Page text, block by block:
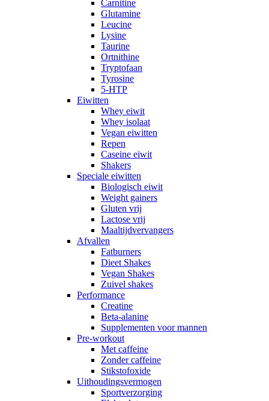
Carnitine
Glutamine
Leucine
Lysine
Taurine
Ortnithine
Tryptofaan
Tyrosine
5-HTP
Eiwitten
Whey eiwit
Whey isolaat
Vegan eiwitten
Repen
Caseine eiwit
Shakers
Speciale eiwitten
Biologisch eiwit
Weight gainers
Gluten vrij
Lactose vrij
Maaltijdvervangers
Afvallen
Fatburners
Dieet Shakes
Vegan Shakes
Zuivel shakes
Performance
Creatine
Beta-alanine
Supplementen voor mannen
Pre-workout
Met caffeine
Zonder caffeine
Stikstofoxide
Uithoudingsvermogen
Sportverzorging